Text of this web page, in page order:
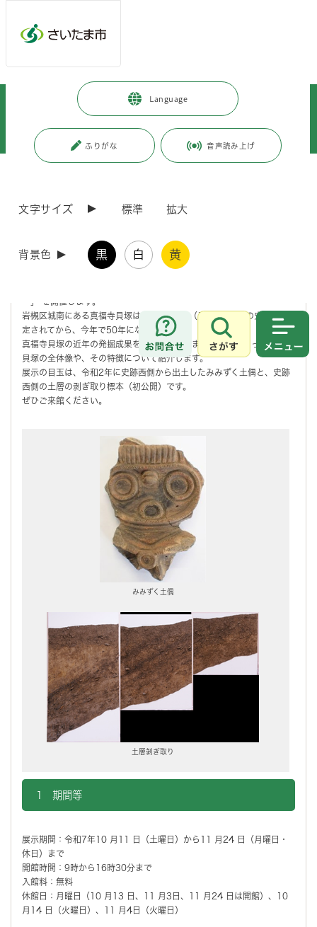
Language
ふりがな 音声読み上げ
文字サイズ 標準 拡大
背景色 黒 白 黄
お問合せ
さがす
市政情報 広報・報道 > 記者への情報提供
>
－国指定史跡50年－」を開催します
（令和7年9月24日発表）さいたま市立博物館で第
－」 を開催します。
岩槻区城南にある真福寺貝塚は、昭和50 年（1975）に国の史跡に指
定されてから、今年で50年になります。
真福寺貝塚の近年の発掘成果を中心に、これまで明らかになった真福寺
貝塚の全体像や、その特徴について紹介します。
展示の目玉は、令和2年に史跡西側から出土したみみずく土偶と、史跡
西側の土層の剥ぎ取り標本（初公開）です。
ぜひご来館ください。
みみずく土偶
土層剝ぎ取り
1 期間等
展示期間：令和7年10 月11 日（土曜日）から11 月24 日（月曜日・
休日）まで
開館時間：9時から16時30分まで
入館料：無料
休館日：月曜日（10 月13 日、11 月3日、11 月24 日は開館）、10
月14 日（火曜日）、11 月4日（火曜日）